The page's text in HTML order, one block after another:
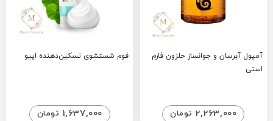
آمپول آبرسان و جوانساز حلزون فارم
استی
2,263,000 تومان
فوم شستشوی تسکین‌دهنده اپیو
1,637,000 تومان